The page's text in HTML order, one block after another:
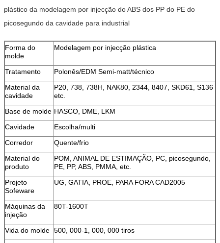
plástico da modelagem por injecção do ABS dos PP do PE do
picosegundo da cavidade para industrial
Forma do
molde
Modelagem por injecção plástica
Tratamento
Polonês/EDM Semi-matt/técnico
Material da
cavidade
P20, 738, 738H, NAK80, 2344, 8407, SKD61, S136
etc.
Base de molde HASCO, DME, LKM
Cavidade
Escolha/multi
Corredor
Quente/frio
Material do
produto
POM, ANIMAL DE ESTIMAÇÃO, PC, picosegundo,
PE, PP, ABS, PMMA, etc.
Projeto
Sofeware
UG, GATIA, PROE, PARA FORA CAD2005
Máquinas da
injeção
80T-1600T
Vida do molde 500, 000-1, 000, 000 tiros